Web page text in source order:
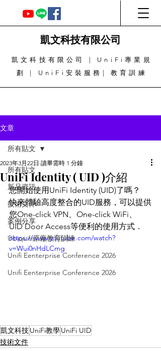
凱文科技有限公司
凱文科技有限公司 | UniFi專業規
劃 | UniFi安裝服務| 教育訓練
文章
所有貼文
新品資訊
技術文件
案例分享
Ubiquiti原廠教育訓練
Unifi Eenterprise Conference 2026
Unifi Eenterprise Conference 2026
所有貼文
UniFi Identity ( UID )介紹
2023年3月22日 讀畢需時 1 分鐘
您開始使用UniFi Identity (UID)了嗎？
快來體驗高度整合的UID服務，可以提供
您One-click VPN、One-click WiFi、
UID Door Access等便利的使用方式．
https://www.youtube.com/watch?
v=Wui0nHdLCmg
凱文科技UniFi教學UniFi UID
技術文件